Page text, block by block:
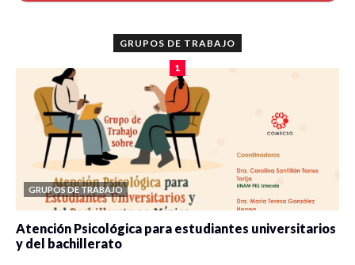
GRUPOS DE TRABAJO
1
GRUPOS DE TRABAJO
Atención Psicológica para estudiantes universitarios
y del bachillerato